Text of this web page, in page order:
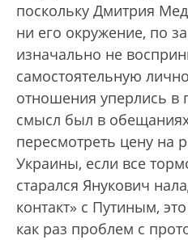
поскольку Дмитрия
ни его окружение, по
изначально не
самостоятельную
отношения уперлись в
смысл был в
пересмотреть цену на
Украины, если все
старался Янукович
контакт» с Путиным,
как раз проблем с